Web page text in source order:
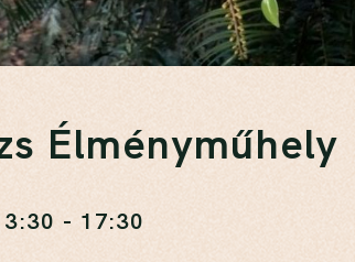
Élményműhely
- 17:30